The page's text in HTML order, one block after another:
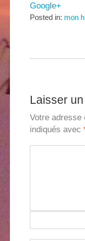
Google+
Posted in: mon
Laisser
Votre adresse
indiqués avec